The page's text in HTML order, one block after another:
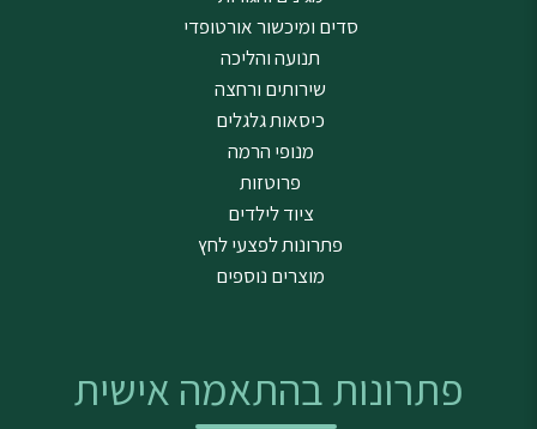
סדים ומיכשור אורטופדי
תנועה והליכה
שירותים ורחצה
כיסאות גלגלים
מנופי הרמה
פרוטזות
ציוד לילדים
פתרונות לפצעי לחץ
מוצרים נוספים
פתרונות בהתאמה אישית